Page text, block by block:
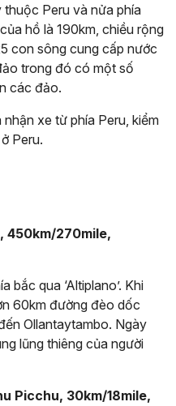
Peru và nửa phía
hồ là 190km, chiều rộng
con sông cung cấp nước
trong đó có một số
các đảo.
xe từ phía Peru, kiểm
Peru.
450km/270mile,
bắc qua ‘Altiplano’. Khi
60km đường đèo dốc
Ollantaytambo. Ngày
lũng thiêng của người
Picchu, 30km/18mile,